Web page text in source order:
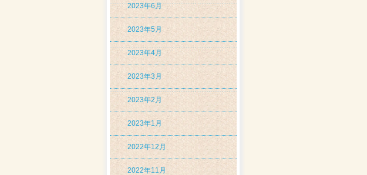
2023年6月
2023年5月
2023年4月
2023年3月
2023年2月
2023年1月
2022年12月
2022年11月